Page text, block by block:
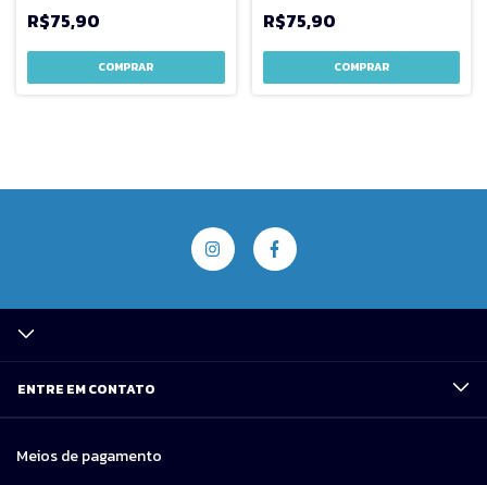
R$75,90
COMPRAR
R$75,90
COMPRAR
ENTRE EM CONTATO
Meios de pagamento